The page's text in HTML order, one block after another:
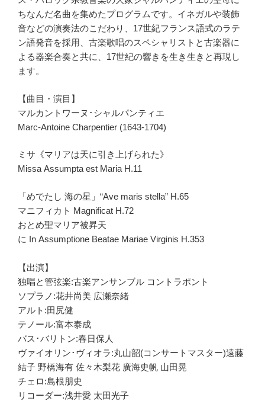
ちなんだ名曲を集めたプログラムです。イネガルや装飾
音などの演奏法のこだわり、17世紀フランス語式のラテ
ン語発音を採用、古楽歌唱のスペシャリストと古楽器に
よる器楽合奏と共に、17世紀の響きを生き生きと再現し
ます。
【曲目・演目】
マルカントワーヌ･シャルパンティエ
Marc-Antoine Charpentier (1643-1704)
ミサ《マリアは天に引き上げられた》
Missa Assumpta est Maria H.11
「めでたし 海の星」“Ave maris stella” H.65
マニフィカト Magnificat H.72
おとめ聖マリア被昇天
に In Assumptione Beatae Mariae Virginis H.353
【出演】
独唱と管弦楽:古楽アンサンブル コントラポント
ソプラノ:花井尚美 広瀬奈緒
アルト:田尻健
テノール:富本泰成
バス･バリトン:春日保人
ヴァイオリン･ヴィオラ:丸山韶(コンサートマスター)遠藤
結子 野橋海有 佐々木梨花 廣海史帆 山田晃
チェロ:島根朋史
リコーダー:浅井愛 太田光子